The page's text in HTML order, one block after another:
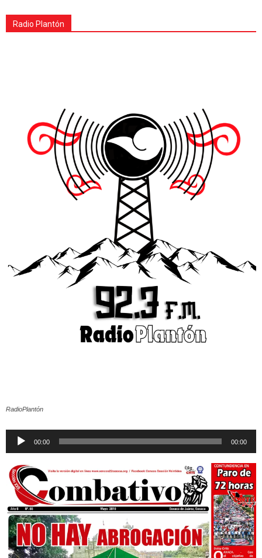
Radio Plantón
RadioPlantón
Reproductor
00:00 00:00